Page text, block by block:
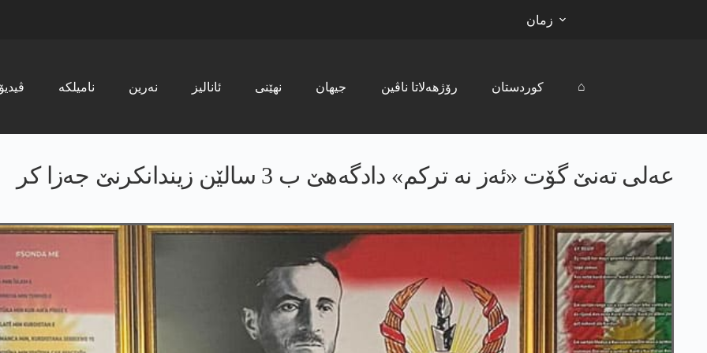
زمان
ڤیدیۆ نامیلکە نەرین ئانالیز نھێنی جیھان رۆژھەلاتا ناڤین کوردستان ⌂
عه‌لی ته‌نێ گۆت «ئه‌ز نه‌ تركم» دادگه‌هێ ب 3 سالێن زیندانكرنێ جه‌زا كر